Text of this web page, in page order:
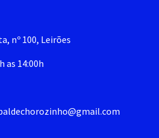
nº 100, Leirões
as 14:00h